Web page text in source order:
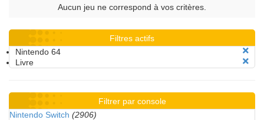
Aucun jeu ne correspond à vos critères.
Filtres actifs
Nintendo 64
Livre
Filtrer par console
Nintendo Switch (2906)